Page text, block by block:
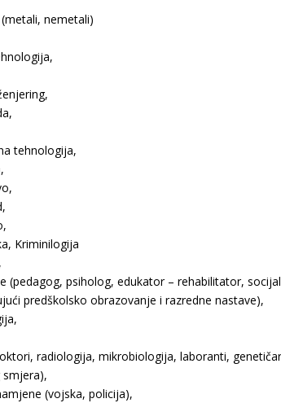
nemetali)
tehnologija,
Kriminilogija
(pedagog, psiholog, edukator – rehabilitator,
predškolsko obrazovanje i razredne nastave),
radiologija, mikrobiologija, laboranti,
smjera),
(vojska, policija),